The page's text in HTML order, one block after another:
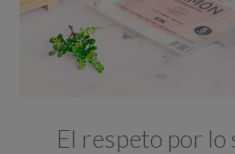
El respeto por